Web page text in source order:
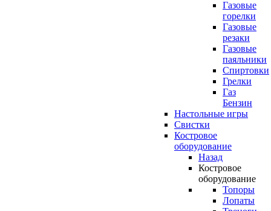
Газовые
горелки
Газовые
резаки
Газовые
паяльники
Спиртовки
Грелки
Газ
Бензин
Настольные игры
Свистки
Костровое
оборудование
Назад
Костровое
оборудование
Топоры
Лопаты